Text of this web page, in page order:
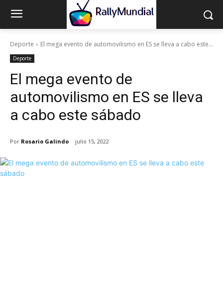
Deporte El mega evento de automovilismo en ES se lleva a cabo este...
Deporte
El mega evento de
automovilismo en ES se lleva
a cabo este sábado
Por Rosario Galindo julio 15, 2022